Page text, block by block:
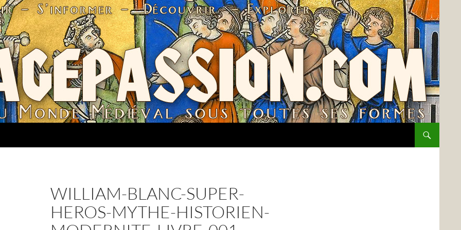
WILLIAM-BLANC-SUPER-
HEROS-MYTHE-HISTORIEN-